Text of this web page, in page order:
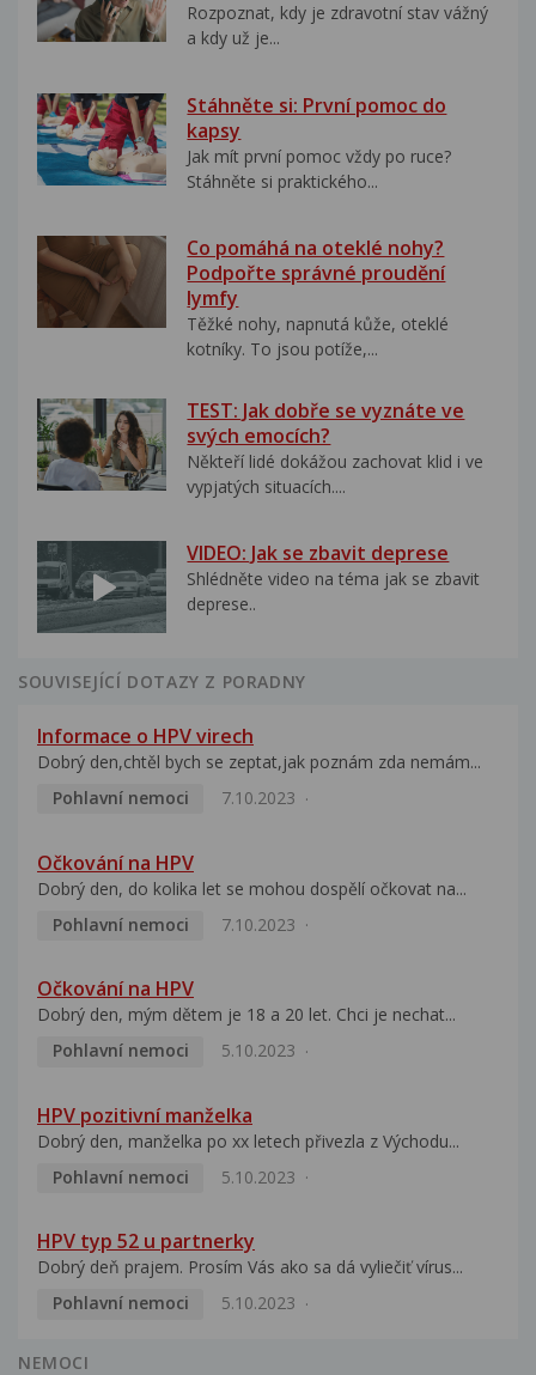
Rozpoznat, kdy je zdravotní stav vážný
a kdy už je...
Stáhněte si: První pomoc do
kapsy
Jak mít první pomoc vždy po ruce?
Stáhněte si praktického...
Co pomáhá na oteklé nohy?
Podpořte správné proudění
lymfy
Těžké nohy, napnutá kůže, oteklé
kotníky. To jsou potíže,...
TEST: Jak dobře se vyznáte ve
svých emocích?
Někteří lidé dokážou zachovat klid i ve
vypjatých situacích....
VIDEO: Jak se zbavit deprese
Shlédněte video na téma jak se zbavit
deprese..
SOUVISEJÍCÍ DOTAZY Z PORADNY
Informace o HPV virech
Dobrý den,chtěl bych se zeptat,jak poznám zda nemám...
Pohlavní nemoci
7.10.2023
Očkování na HPV
Dobrý den, do kolika let se mohou dospělí očkovat na...
Pohlavní nemoci
7.10.2023
Očkování na HPV
Dobrý den, mým dětem je 18 a 20 let. Chci je nechat...
Pohlavní nemoci
5.10.2023
HPV pozitivní manželka
Dobrý den, manželka po xx letech přivezla z Východu...
Pohlavní nemoci
5.10.2023
HPV typ 52 u partnerky
Dobrý deň prajem. Prosím Vás ako sa dá vyliečiť vírus...
Pohlavní nemoci
5.10.2023
NEMOCI